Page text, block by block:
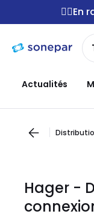
navigation
Passer
au
contenu
Actualités
Hager -